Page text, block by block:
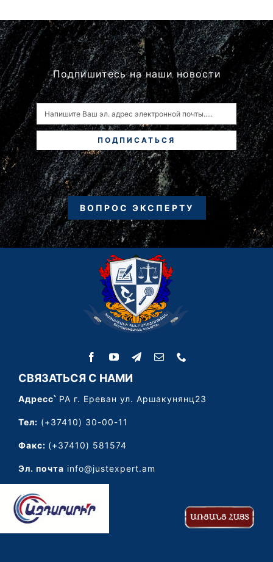
Подпишитесь на наши новости
ПОДПИСАТЬСЯ
ВОПРОС ЭКСПЕРТУ
СВЯЗАТЬСЯ С НАМИ
Адресс՝РА г. Ереван ул. Аршакунянц23
Тел: (+37410) 30-00-11
Факс: (+37410) 581574
Эл. почта info@justexpert.am